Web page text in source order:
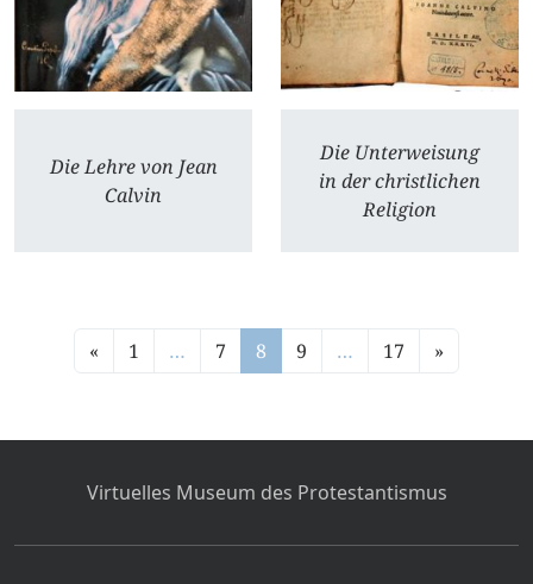
Die Lehre von Jean
Calvin
Die Unterweisung
in der christlichen
Religion
« 1 … 7 8 9 … 17 »
Virtuelles Museum des Protestantismus